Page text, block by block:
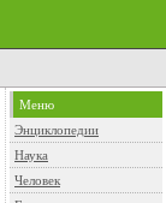
Меню
Энциклопедии
Наука
Человек